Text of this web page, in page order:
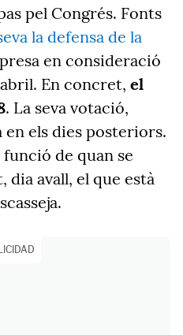
pel Congrés. Fonts
la defensa de la
en consideració
En concret, el
. La seva votació,
els dies posteriors.
de quan se
dia avall, el que està